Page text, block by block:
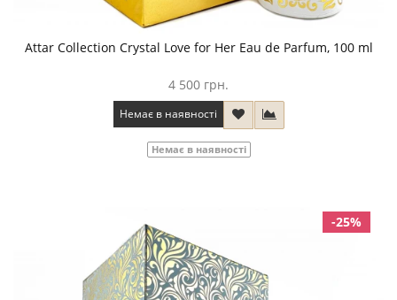
Attar Collection Crystal Love for Her Eau de Parfum, 100 ml
4 500 грн.
Немає в наявності
Немає в наявності
-25%